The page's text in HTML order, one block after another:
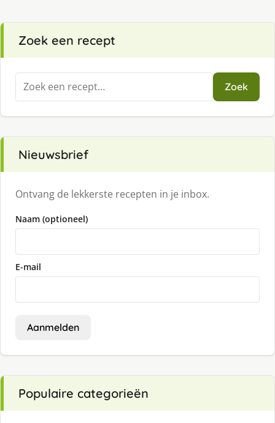
Zoek een recept
Zoeken
naar:
Zoek
Nieuwsbrief
Ontvang de lekkerste recepten in je inbox.
Naam (optioneel)
E-mail
Aanmelden
Populaire categorieën